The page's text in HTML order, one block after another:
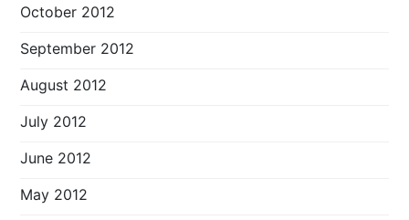
October 2012
September 2012
August 2012
July 2012
June 2012
May 2012